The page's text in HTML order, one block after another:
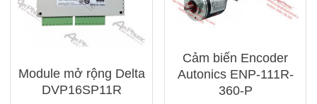
Module mở rộng Delta
DVP16SP11R
Cảm biến Encoder
Autonics ENP-111R-
360-P